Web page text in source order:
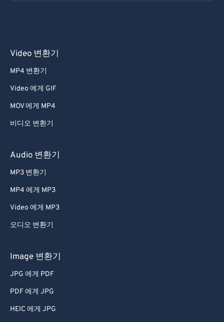
Video 변환기
MP4 변환기
Video 에게 GIF
MOV 에게 MP4
비디오 변환기
Audio 변환기
MP3 변환기
MP4 에게 MP3
Video 에게 MP3
오디오 변환기
Image 변환기
JPG 에게 PDF
PDF 에게 JPG
HEIC 에게 JPG